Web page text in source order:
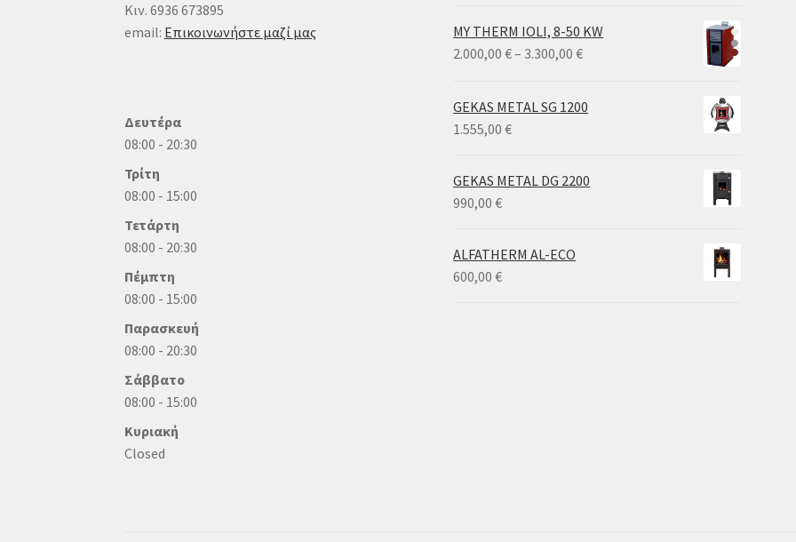
Κιν. 6936 673895
email: Επικοινωνήστε μαζί μας
Δευτέρα
08:00 - 20:30
Τρίτη
08:00 - 15:00
Τετάρτη
08:00 - 20:30
Πέμπτη
08:00 - 15:00
Παρασκευή
08:00 - 20:30
Σάββατο
08:00 - 15:00
Κυριακή
Closed
MY THERM IOLI, 8-50 KW
2.000,00€– 3.300,00€Price
through
GEKAS METAL SG 1200
1.555,00€
GEKAS METAL DG 2200
990,00€
ALFATHERM AL-ECO
600,00€